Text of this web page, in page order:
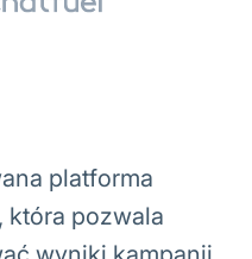
platforma
która pozwala